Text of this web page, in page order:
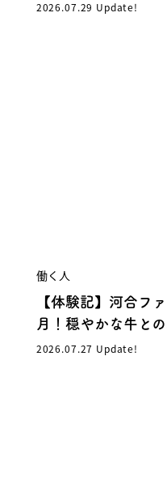
2026.07.29 Update!
働く人
【体験記】河合フ
月！穏やかな牛と
2026.07.27 Update!